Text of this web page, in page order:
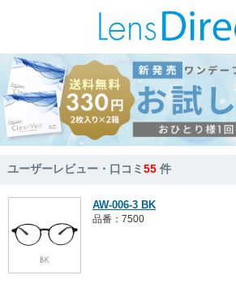
ユーザーレビュー・口コミ55 件
AW-006-3 BK
品番：7500